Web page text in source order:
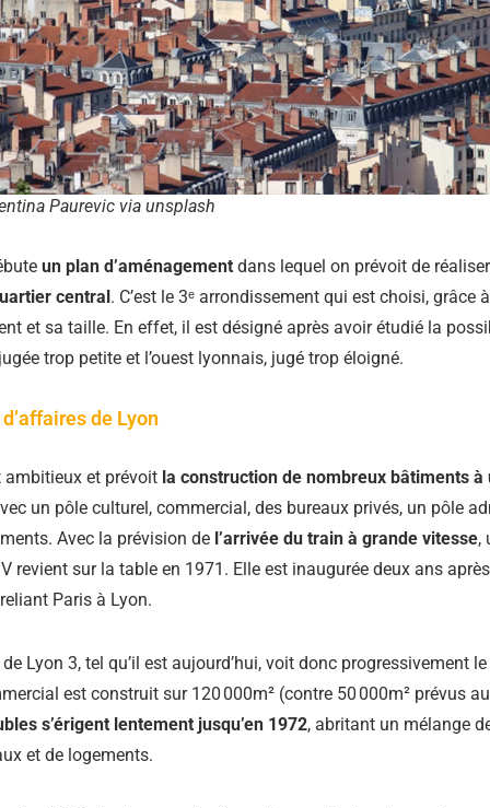
Paurevic via unsplash
un plan d’aménagement dans lequel on prévoit de
central. C’est le 3ᵉ arrondissement qui est choisi, grâce
et sa taille. En effet, il est désigné après avoir étudié la
trop petite et l’ouest lyonnais, jugé trop éloigné.
de Lyon
ambitieux et prévoit la construction de nombreux bâtiments à
un pôle culturel, commercial, des bureaux privés, un pôle
Avec la prévision de l’arrivée du train à grande vitesse,
revient sur la table en 1971. Elle est inaugurée deux ans après
Paris à Lyon.
Lyon 3, tel qu’il est aujourd’hui, voit donc progressivement
est construit sur 120 000m² (contre 50 000m² prévus
s’érigent lentement jusqu’en 1972, abritant un mélange
et de logements.